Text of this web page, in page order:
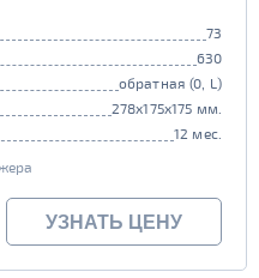
73
630
обратная (0, L)
278x175x175 мм.
12 мес.
УЗНАТЬ ЦЕНУ